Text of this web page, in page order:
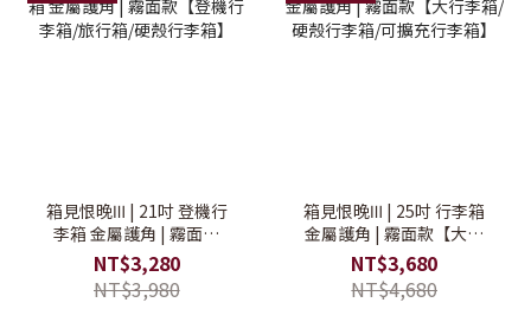
箱見恨晚Ⅲ | 21吋 登機行
李箱 金屬護角 | 霧面款
【登機行李箱/旅行箱/硬殼
行李箱】
NT$3,280
NT$3,980
箱見恨晚Ⅲ | 25吋 行李箱
金屬護角 | 霧面款【大行
李箱/硬殼行李箱/可擴充行
李箱】
NT$3,680
NT$4,680